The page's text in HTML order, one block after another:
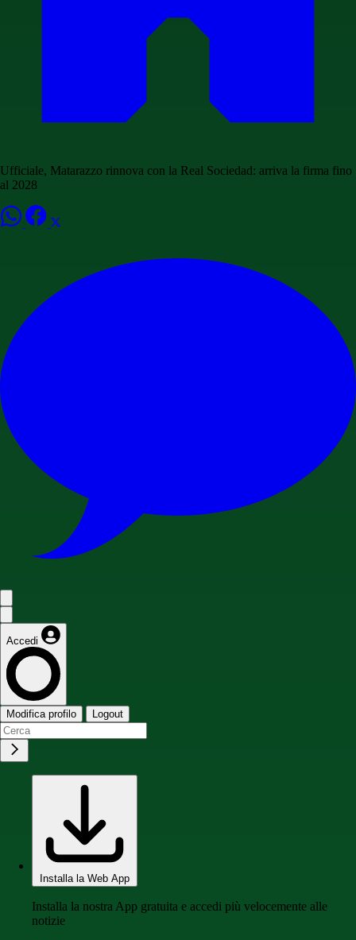
Ufficiale, Matarazzo rinnova con la Real Sociedad: arriva la firma fino
al 2028
Accedi
Modifica profilo Logout
Installa la Web App
Installa la nostra App gratuita e accedi più velocemente alle
notizie